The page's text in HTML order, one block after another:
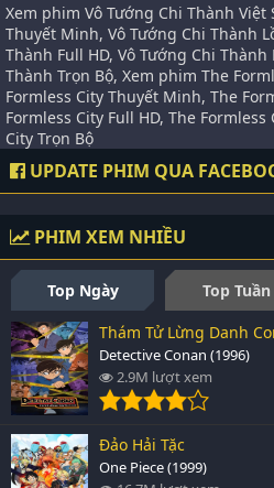
Xem phim Vô Tướng Chi Thành Việt
Thuyết Minh, Vô Tướng Chi Thành
Thành Full HD, Vô Tướng Chi
Thành Trọn Bộ, Xem phim The
Formless City Thuyết Minh, The
Formless City Full HD, The
City Trọn Bộ
UPDATE PHIM QUA
PHIM XEM NHIỀU
Top Ngày Top Tuần
Thám Tử Lừng Danh
Detective Conan (1996)
2.9M lượt xem
Đảo Hải Tặc
One Piece (1999)